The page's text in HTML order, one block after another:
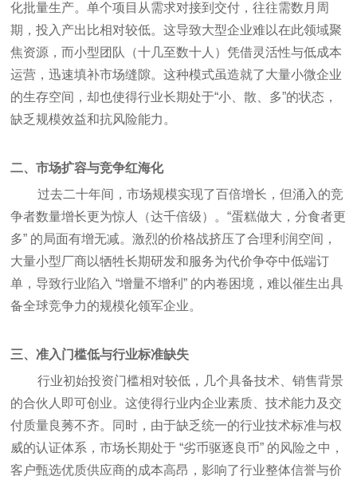
化批量生产。单个项目从需求对接到交付，往往需数月周
期，投入产出比相对较低。这导致大型企业难以在此领域聚
焦资源，而小型团队（十几至数十人）凭借灵活性与低成本
运营，迅速填补市场缝隙。这种模式虽造就了大量小微企业
的生存空间，却也使得行业长期处于“小、散、多”的状态，
缺乏规模效益和抗风险能力。
二、市场扩容与竞争红海化
过去二十年间，市场规模实现了百倍增长，但涌入的竞
争者数量增长更为惊人（达千倍级）。“蛋糕做大，分食者更
多” 的局面有增无减。激烈的价格战挤压了合理利润空间，
大量小型厂商以牺牲长期研发和服务为代价争夺中低端订
单，导致行业陷入 “增量不增利” 的内卷困境，难以催生出具
备全球竞争力的规模化领军企业。
三、准入门槛低与行业标准缺失
行业初始投资门槛相对较低，几个具备技术、销售背景
的合伙人即可创业。这使得行业内企业素质、技术能力及交
付质量良莠不齐。同时，由于缺乏统一的行业技术标准与权
威的认证体系，市场长期处于 “劣币驱逐良币” 的风险之中，
客户甄选优质供应商的成本高昂，影响了行业整体信誉与价